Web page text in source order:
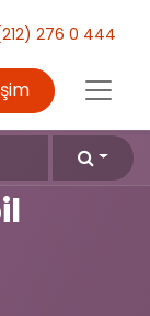
276 0 444